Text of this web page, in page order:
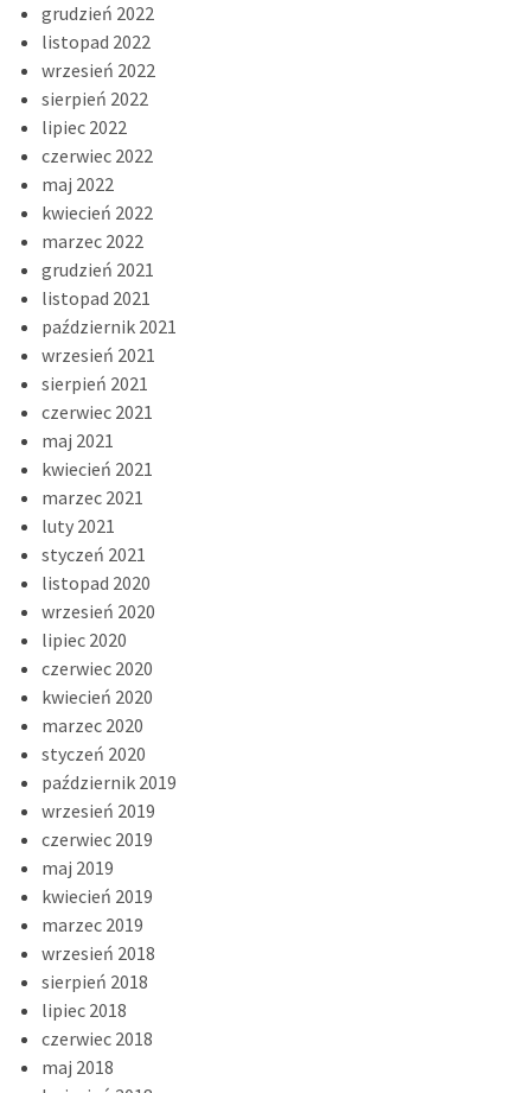
grudzień 2022
listopad 2022
wrzesień 2022
sierpień 2022
lipiec 2022
czerwiec 2022
maj 2022
kwiecień 2022
marzec 2022
grudzień 2021
listopad 2021
październik 2021
wrzesień 2021
sierpień 2021
czerwiec 2021
maj 2021
kwiecień 2021
marzec 2021
luty 2021
styczeń 2021
listopad 2020
wrzesień 2020
lipiec 2020
czerwiec 2020
kwiecień 2020
marzec 2020
styczeń 2020
październik 2019
wrzesień 2019
czerwiec 2019
maj 2019
kwiecień 2019
marzec 2019
wrzesień 2018
sierpień 2018
lipiec 2018
czerwiec 2018
maj 2018